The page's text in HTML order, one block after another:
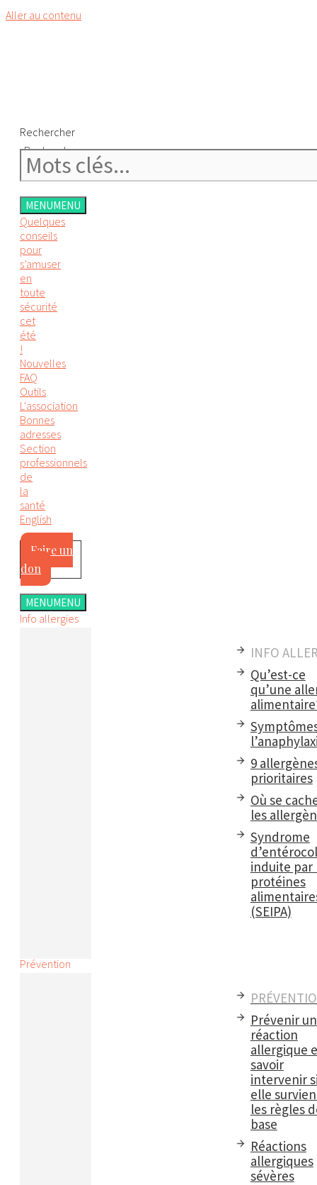
Aller au contenu
Rechercher
Rechercher
MENUMENU
Quelques
conseils
pour
s’amuser
en
toute
sécurité
cet
été
!
Nouvelles
FAQ
Outils
L'association
Bonnes
adresses
Section
professionnels
de
la
santé
English
Faire un
don
MENUMENU
Info allergies
INFO
Qu’est-ce
qu’une
9
prioritaires
Où se
les
Syndrome
induite par
protéines
(SEIPA)
Prévention
Prévenir
réaction
allergique
savoir
intervenir
elle
les règles
base
Réactions
allergiques
sévères